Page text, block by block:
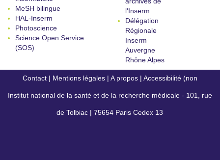
MeSH bilingue
HAL-Inserm
Photoscience
Science Open Service
(SOS)
l'Inserm
Délégation
Régionale
Inserm
Auvergne
Rhône Alpes
Contact | Mentions légales | A propos | Accessibilité (non
conforme)
Institut national de la santé et de la recherche médicale - 101, rue
de Tolbiac | 75654 Paris Cedex 13